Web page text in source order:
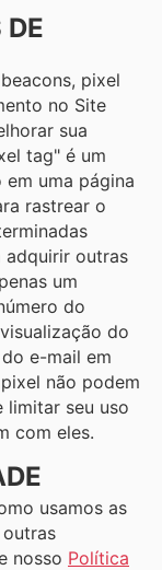
pixel
no Site
sua
tag" é um
uma página
rastrear o
adquirir outras
um
do
do
e-mail em
não podem
limitar seu uso
com eles.
usamos as
nosso Política